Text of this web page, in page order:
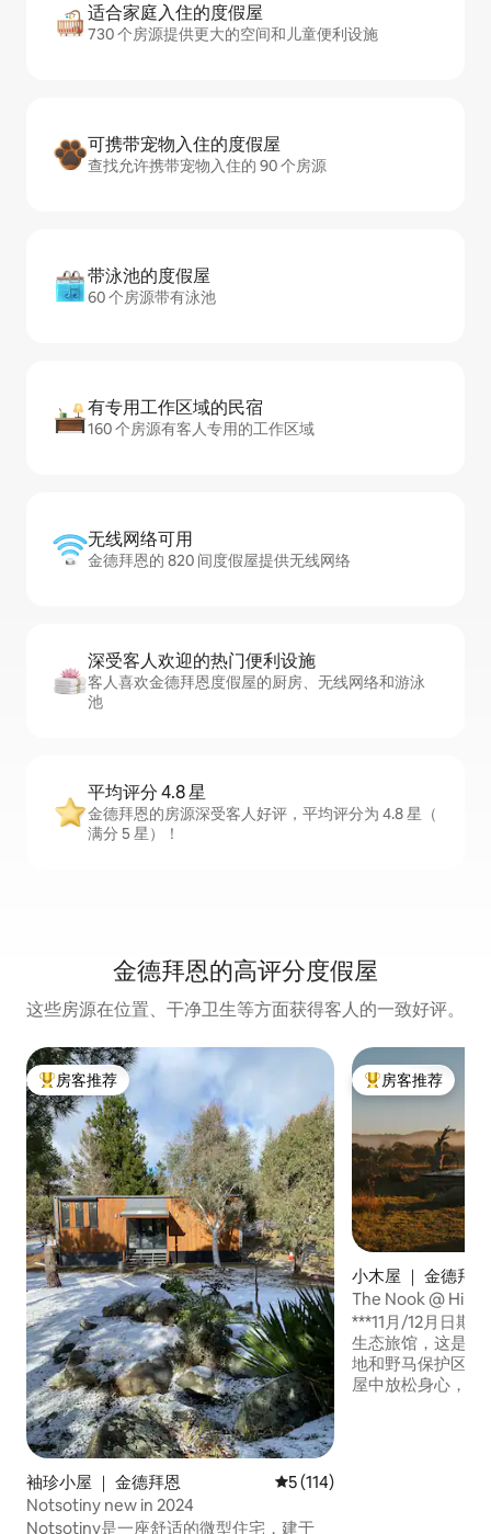
适合家庭入住的度假屋
730 个房源提供更大的空间和儿童便利设施
可携带宠物入住的度假屋
查找允许携带宠物入住的 90 个房源
带泳池的度假屋
60 个房源带有泳池
有专用工作区域的民宿
160 个房源有客人专用的工作区域
无线网络可用
金德拜恩的 820 间度假屋提供无线网络
深受客人欢迎的热门便利设施
客人喜欢金德拜恩度假屋的厨房、无线网络和游泳
池
平均评分 4.8 星
金德拜恩的房源深受客人好评，平均评分为 4.8 星（
满分 5 星）！
金德拜恩的高评分度假屋
这些房源在位置、干净卫生等方面获得客人的一致好评。
热门「房客推荐」
房客推荐
袖珍小屋 ｜ 金德拜恩 平均评分 5 分（满分 5 分），
5 (114)
Notsotiny new in 2024
Notsotiny是一座舒适的微型住宅，建于
热门「房客推荐」
房客推荐
小木屋 ｜ 金德拜
The Nook @
***11月/12月日期即将开放
生态旅馆，这是一
地和野马保护区。
屋中放松身心，这